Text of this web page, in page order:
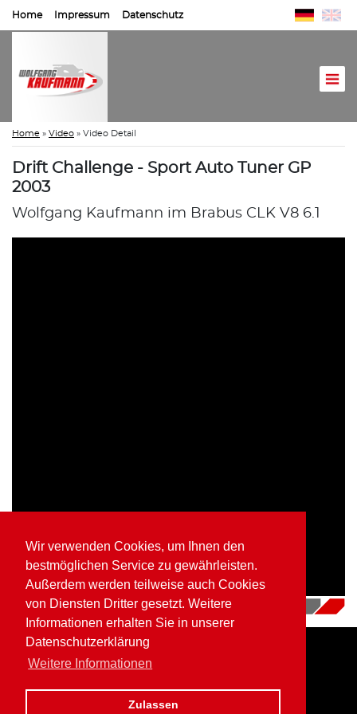
Wir verwenden Cookies, um Ihnen den
bestmöglichen Service zu gewährleisten.
Außerdem werden teilweise auch Cookies
von Diensten Dritter gesetzt. Weitere
Informationen erhalten Sie in unserer
Datenschutzerklärung
Weitere Informationen
Zulassen
Home Impressum Datenschutz
Home » Video » Video Detail
Drift Challenge - Sport Auto Tuner GP
2003
Wolfgang Kaufmann im Brabus CLK V8 6.1
12.07.2018
Home Impressum